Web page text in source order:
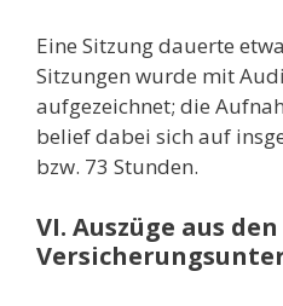
Eine Sitzung dauerte
Sitzungen wurde mit
aufgezeichnet; die
belief dabei sich auf
bzw. 73 Stunden.
VI. Auszüge aus den